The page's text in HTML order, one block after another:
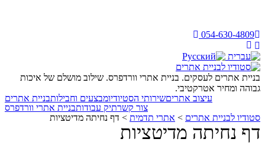
054-630-4809
בניית אתרים לעסקים. בניית אתרי וורדפרס. שילוב מושלם של איכות
גבוהה ומחיר אטרקטיבי.
בניית אתריםמבצעים וחבילותשירותי הסטיודיועיצוב אתרים
בניית אתרי וורדפרסתיק עבודותצור קשר
סטודיו לבניית אתרים > אתרי תדמית > דף נחיתה מדיטציות
דף נחיתה מדיטציות